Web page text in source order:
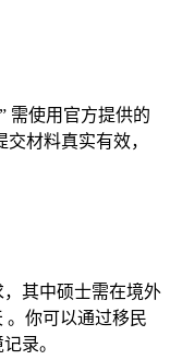
需使用官方提供的
材料真实有效，
其中硕士需在境外
。你可以通过移民
录。